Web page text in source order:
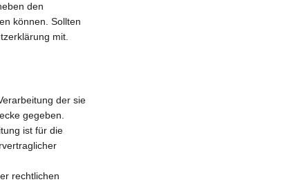
den
können. Sollten
mit.
der sie
gegeben.
ist für die
rechtlichen